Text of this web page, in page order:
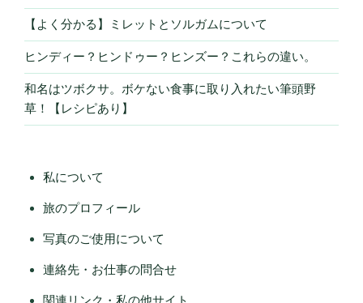
【よく分かる】ミレットとソルガムについて
ヒンディー？ヒンドゥー？ヒンズー？これらの違い。
和名はツボクサ。ボケない食事に取り入れたい筆頭野
草！【レシピあり】
私について
旅のプロフィール
写真のご使用について
連絡先・お仕事の問合せ